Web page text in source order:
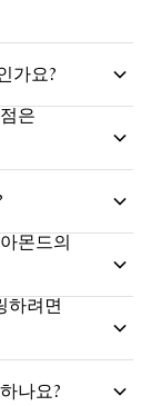
가요?
은
몬드의
하려면
나요?